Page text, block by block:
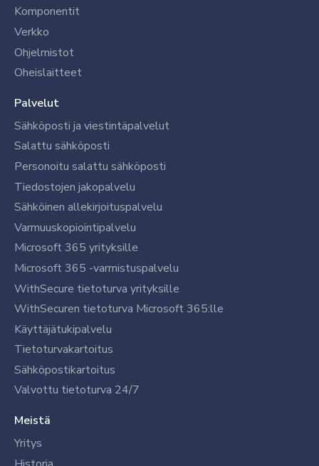
Komponentit
Verkko
Ohjelmistot
Oheislaitteet
Palvelut
Sähköposti ja viestintäpalvelut
Salattu sähköposti
Personoitu salattu sähköposti
Tiedostojen jakopalvelu
Sähköinen allekirjoituspalvelu
Varmuuskopiointipalvelu
Microsoft 365 yrityksille
Microsoft 365 -varmistuspalvelu
WithSecure tietoturva yrityksille
WithSecuren tietoturva Microsoft 365:lle
Käyttäjätukipalvelu
Tietoturvakartoitus
Sähköpostikartoitus
Valvottu tietoturva 24/7
Meistä
Yritys